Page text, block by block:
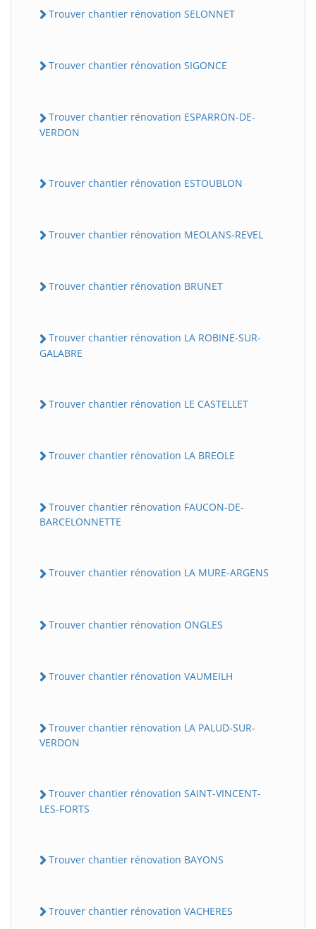
Trouver chantier rénovation SELONNET
Trouver chantier rénovation SIGONCE
Trouver chantier rénovation ESPARRON-DE-
VERDON
Trouver chantier rénovation ESTOUBLON
Trouver chantier rénovation MEOLANS-REVEL
Trouver chantier rénovation BRUNET
Trouver chantier rénovation LA ROBINE-SUR-
GALABRE
Trouver chantier rénovation LE CASTELLET
Trouver chantier rénovation LA BREOLE
Trouver chantier rénovation FAUCON-DE-
BARCELONNETTE
Trouver chantier rénovation LA MURE-ARGENS
Trouver chantier rénovation ONGLES
Trouver chantier rénovation VAUMEILH
Trouver chantier rénovation LA PALUD-SUR-
VERDON
Trouver chantier rénovation SAINT-VINCENT-
LES-FORTS
Trouver chantier rénovation BAYONS
Trouver chantier rénovation VACHERES